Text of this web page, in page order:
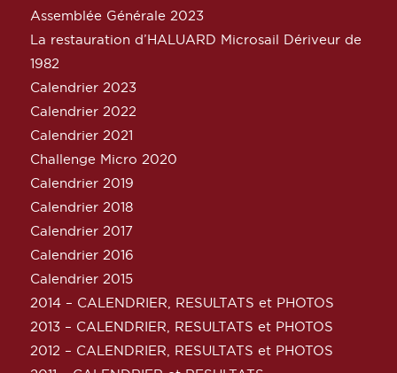
Assemblée Générale 2023
La restauration d’HALUARD Microsail Dériveur de
1982
Calendrier 2023
Calendrier 2022
Calendrier 2021
Challenge Micro 2020
Calendrier 2019
Calendrier 2018
Calendrier 2017
Calendrier 2016
Calendrier 2015
2014 – CALENDRIER, RESULTATS et PHOTOS
2013 – CALENDRIER, RESULTATS et PHOTOS
2012 – CALENDRIER, RESULTATS et PHOTOS